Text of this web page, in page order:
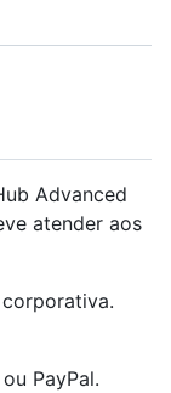
Advanced
atender aos
PayPal.